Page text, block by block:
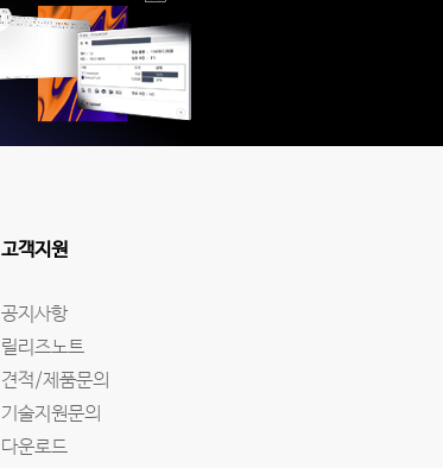
고객지원
공지사항
릴리즈노트
견적/제품문의
기술지원문의
다운로드